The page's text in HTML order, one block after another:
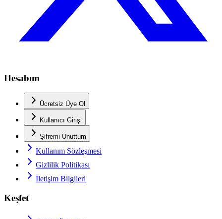
Hesabım
Ücretsiz Üye Ol
Kullanıcı Girişi
Şifremi Unuttum
Kullanım Sözleşmesi
Gizlilik Politikası
İletişim Bilgileri
Keşfet